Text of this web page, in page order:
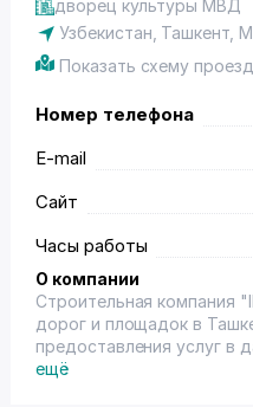
дворец культуры МВД
Узбекистан, Ташкент
Показать схему
Номер телефона
E-mail
Сайт
Часы работы
О компании
Строительная компания
дорог и площадок в
предоставления услуг в
возможность выполнять
ещё